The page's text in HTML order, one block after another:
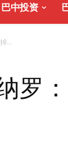
巴中投资
...
罗